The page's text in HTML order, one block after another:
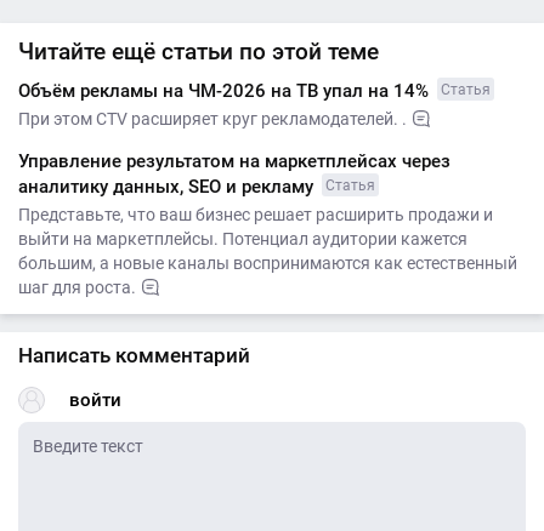
Читайте ещё статьи по этой теме
Объём рекламы на ЧМ-2026 на ТВ упал на 14% Статья
При этом CTV расширяет круг рекламодателей. .
Управление результатом на маркетплейсах через
аналитику данных, SEO и рекламу
Статья
Представьте, что ваш бизнес решает расширить продажи и
выйти на маркетплейсы. Потенциал аудитории кажется
большим, а новые каналы воспринимаются как естественный
шаг для роста.
Написать комментарий
войти